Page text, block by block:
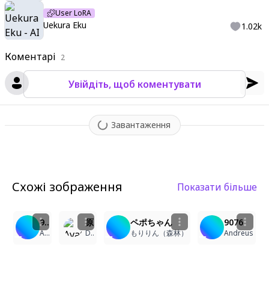
Коментарі 2
Увійдіть, щоб коментувати
Завантаження
User LoRA
Uekura Eku 1.02k
Схожі зображення Показати більше
9074
Andreus
原神 胡桃 コウモリ 衣装チェンジ ハロウィン
Dolphin
ペポちゃん
もりりん（森林）
9076
Andreus